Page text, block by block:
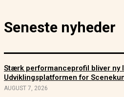
Seneste nyheder
Stærk performanceprofil bliver ny
Udviklingsplatformen for
AUGUST 7, 2026